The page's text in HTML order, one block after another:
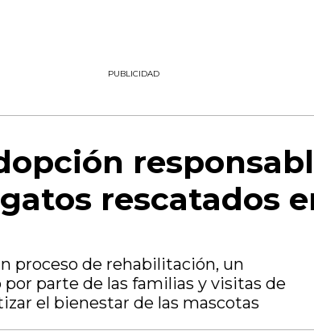
PUBLICIDAD
rescatados
proceso de rehabilitación, un
parte de las familias y visitas de
el bienestar de las mascotas